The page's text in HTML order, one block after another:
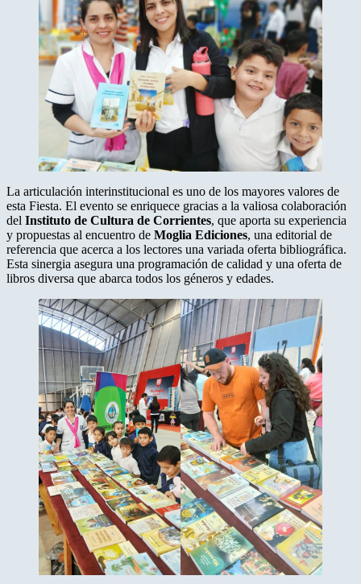
La articulación interinstitucional es uno de los mayores valores de
esta Fiesta. El evento se enriquece gracias a la valiosa colaboración
del Instituto de Cultura de Corrientes, que aporta su experiencia
y propuestas al encuentro de Moglia Ediciones, una editorial de
referencia que acerca a los lectores una variada oferta bibliográfica.
Esta sinergia asegura una programación de calidad y una oferta de
libros diversa que abarca todos los géneros y edades.